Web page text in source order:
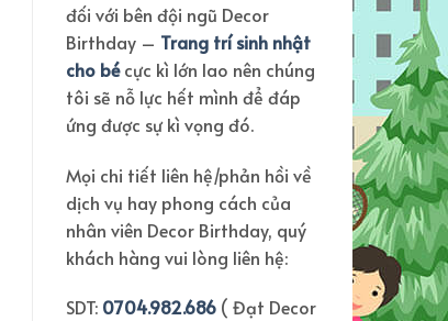
đối với bên đội ngũ Decor
Birthday – Trang trí sinh nhật
cho bécực kì lớn lao nên chúng
tôi sẽ nỗ lực hết mình để đáp
ứng được sự kì vọng đó.
Mọi chi tiết liên hệ/phản hồi về
dịch vụ hay phong cách của
nhân viên Decor Birthday, quý
khách hàng vui lòng liên hệ:
SDT: 0704.982.686( Đạt Decor